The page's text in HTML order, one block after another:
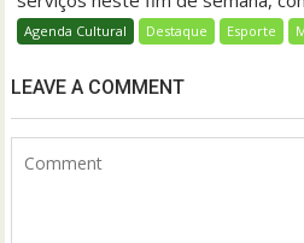
Agenda Cultural Destaque Esporte
LEAVE A COMMENT